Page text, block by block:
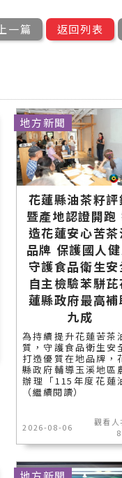
上一篇 返回列表
花蓮縣油茶籽評
暨產地認證開跑
造花蓮安心苦茶
品牌 保護國人
守護食品衛生安
自主檢驗苯駢芘
蓮縣政府最高補
九成
為持續提升花蓮苦茶
質，守護食品衛生安
打造優質在地品牌，
縣政府輔導玉溪地區
辦理「115年度花蓮
（繼續閱讀）
2026-08-06
觀看人
地方新聞